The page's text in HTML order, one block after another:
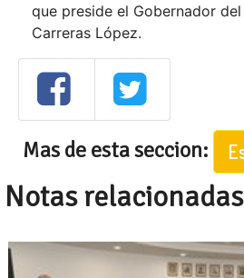
que preside el Gobernador
Carreras López.
Mas de esta seccion:
Notas relacionadas